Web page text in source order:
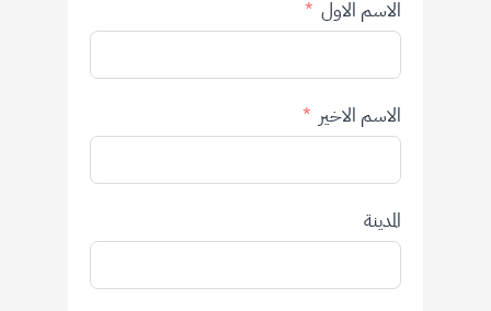
الاسم الاول
الاسم الاخير
المدينة